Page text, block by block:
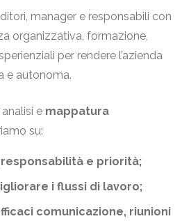
manager e responsabili con
organizzativa, formazione,
per rendere l’azienda
e autonoma.
e mappatura
su:
e priorità;
i flussi di lavoro;
comunicazione, riunioni